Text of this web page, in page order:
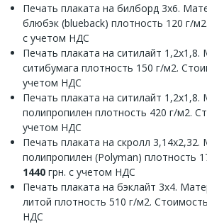
Печать плаката на билборд 3х6.
блюбэк (blueback) плотность 120 г/
с учетом НДС
Печать плаката на ситилайт 1,2х1,8.
ситибумага плотность 150 г/м2.
учетом НДС
Печать плаката на ситилайт 1,2х1,8.
полипропилен плотность 420 г/м2.
учетом НДС
Печать плаката на скролл 3,14х2,32.
полипропилен (Polyman) плотность
1440 грн. с учетом НДС
Печать плаката на бэклайт 3х4.
литой плотность 510 г/м2. Стоимость
НДС